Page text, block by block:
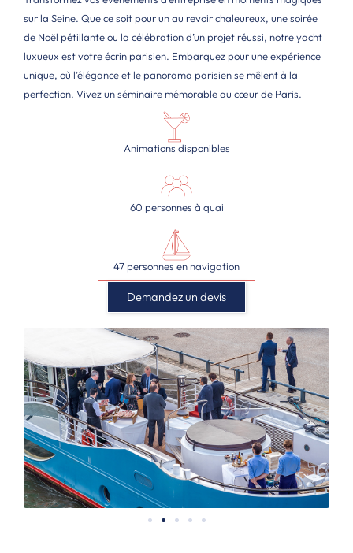
sur la Seine. Que ce soit pour un au revoir chaleureux, une soirée
de Noël pétillante ou la célébration d’un projet réussi, notre yacht
luxueux est votre écrin parisien. Embarquez pour une expérience
unique, où l’élégance et le panorama parisien se mêlent à la
perfection. Vivez un séminaire mémorable au cœur de Paris.
Animations disponibles
60 personnes à quai
47 personnes en navigation
Demandez un devis